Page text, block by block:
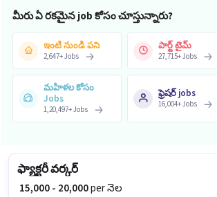
మీరు ఏ రకమైన job కోసం చూస్తున్నారు?
ఇంటి నుండి పని
2,647+Jobs
పార్ట్ టైమ్
27,715+Jobs
మహిళల కోసం
Jobs
1,20,497+Jobs
ఫ్రెషర్ jobs
16,004+Jobs
ఫ్యాక్టరీ వర్కర్
₹ 15,000 - 20,000per నెల